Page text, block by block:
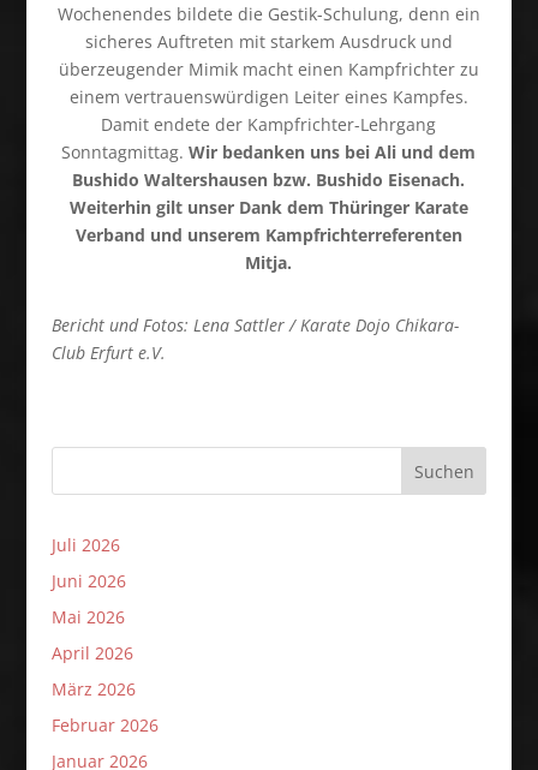
Wochenendes bildete die Gestik-Schulung, denn ein
sicheres Auftreten mit starkem Ausdruck und
überzeugender Mimik macht einen Kampfrichter zu
einem vertrauenswürdigen Leiter eines Kampfes.
Damit endete der Kampfrichter-Lehrgang
Sonntagmittag.Wir bedanken uns bei Ali und dem
Bushido Waltershausen bzw. Bushido Eisenach.
Weiterhin gilt unser Dank dem Thüringer Karate
Verband und unserem Kampfrichterreferenten
Mitja.
Bericht und Fotos: Lena Sattler / Karate Dojo Chikara-
Club Erfurt e.V.
Suchen
Juli 2026
Juni 2026
Mai 2026
April 2026
März 2026
Februar 2026
Januar 2026